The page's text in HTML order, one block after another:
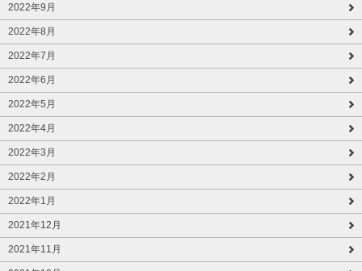
2022年9月
2022年8月
2022年7月
2022年6月
2022年5月
2022年4月
2022年3月
2022年2月
2022年1月
2021年12月
2021年11月